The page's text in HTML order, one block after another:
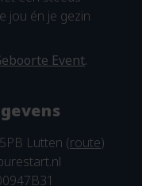
jou én je gezin
Event.
Lutten (route)